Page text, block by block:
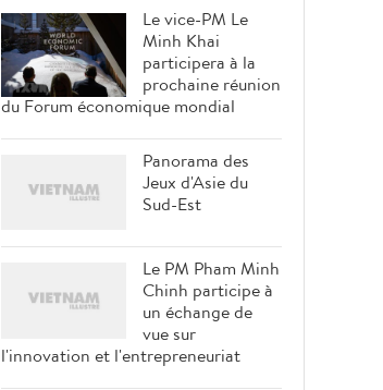
Le vice-PM Le
Minh Khai
participera à la
prochaine réunion
du Forum économique mondial
Panorama des
Jeux d'Asie du
Sud-Est
Le PM Pham Minh
Chinh participe à
un échange de
vue sur
l'innovation et l'entrepreneuriat